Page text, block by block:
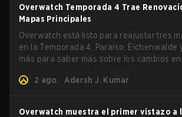
Overwatch Temporada 4 Trae
Mapas Principales
Overwatch está listo para reajustar tres
en la Temporada 4: Paraiso, Eichenwalde
más para saber más sobre los cambios en
2 ago. Adarsh J. Kumar
Overwatch muestra el primer vistazo a